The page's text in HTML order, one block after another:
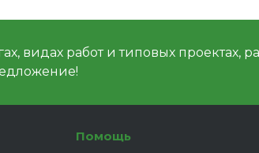
видах работ и типовых проектах,
Помощь